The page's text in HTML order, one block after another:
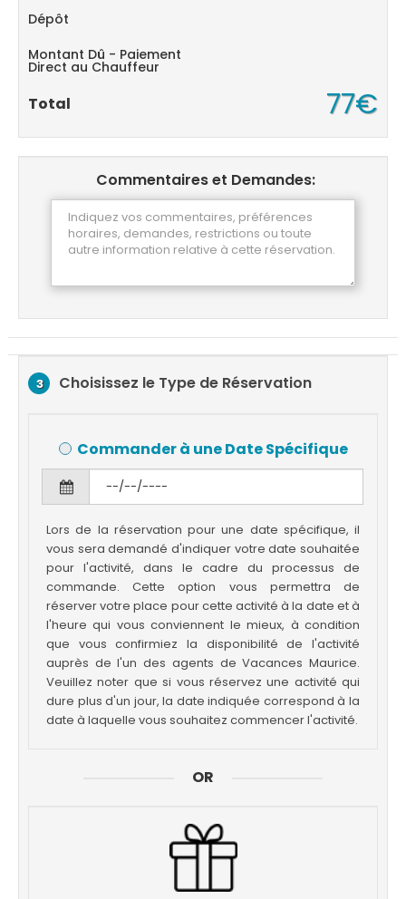
Dépôt
Montant Dû - Paiement
Direct au Chauffeur
Total 77€
Commentaires et Demandes:
3 Choisissez le Type de Réservation
Commander à une Date Spécifique
Lors de la réservation pour une date spécifique, il
vous sera demandé d'indiquer votre date souhaitée
pour l'activité, dans le cadre du processus de
commande. Cette option vous permettra de
réserver votre place pour cette activité à la date et à
l'heure qui vous conviennent le mieux, à condition
que vous confirmiez la disponibilité de l'activité
auprès de l'un des agents de Vacances Maurice.
Veuillez noter que si vous réservez une activité qui
dure plus d'un jour, la date indiquée correspond à la
date à laquelle vous souhaitez commencer l'activité.
OR